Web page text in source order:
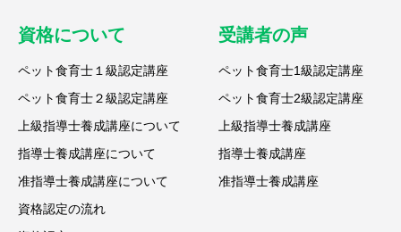
資格について
ペット食育士１級認定講座
ペット食育士２級認定講座
上級指導士養成講座について
指導士養成講座について
准指導士養成講座について
資格認定の流れ
受講者の声
ペット食育士1級認定講座
ペット食育士2級認定講座
上級指導士養成講座
指導士養成講座
准指導士養成講座